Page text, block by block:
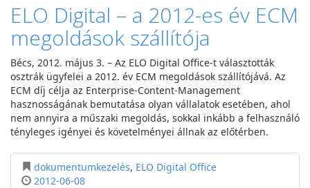
ELO Digital – a 2012-es év ECM
megoldások szállítója
Bécs, 2012. május 3. – Az ELO Digital Office-t választották
osztrák ügyfelei a 2012. év ECM megoldások szállítójává. Az
ECM díj célja az Enterprise-Content-Management
hasznosságának bemutatása olyan vállalatok esetében, ahol
nem annyira a műszaki megoldás, sokkal inkább a felhasználó
tényleges igényei és követelményei állnak az előtérben.
dokumentumkezelés, ELO Digital Office
2012-06-08